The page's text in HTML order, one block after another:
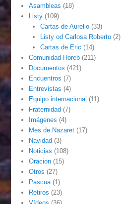
Asambleas (18)
Listy (109)
Cartas de Aurelio(33)
Listy od Carlosa Roberto(2)
Cartas de Eric (14)
Comunidad Horeb (211)
Documentos (421)
Encuentros (7)
Entrevistas (4)
Equipo internacional (11)
Fraternidad (7)
Imágenes (4)
Mes de Nazaret (17)
Navidad (3)
Noticias (108)
Oracion (15)
Otros (27)
Pascua (1)
Retiros (23)